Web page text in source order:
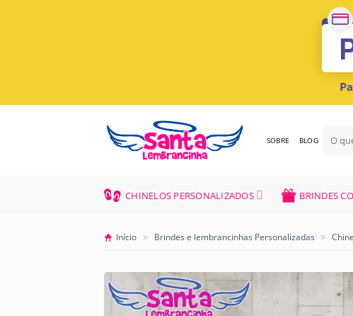
SOBRE BLOG
por:
CHINELOS PERSONALIZADOS BRINDES
Início » Brindes e lembrancinhas Personalizadas »